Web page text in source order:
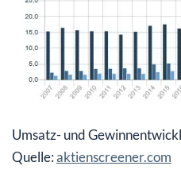
Umsatz- und
Quelle:aktienscreener.com